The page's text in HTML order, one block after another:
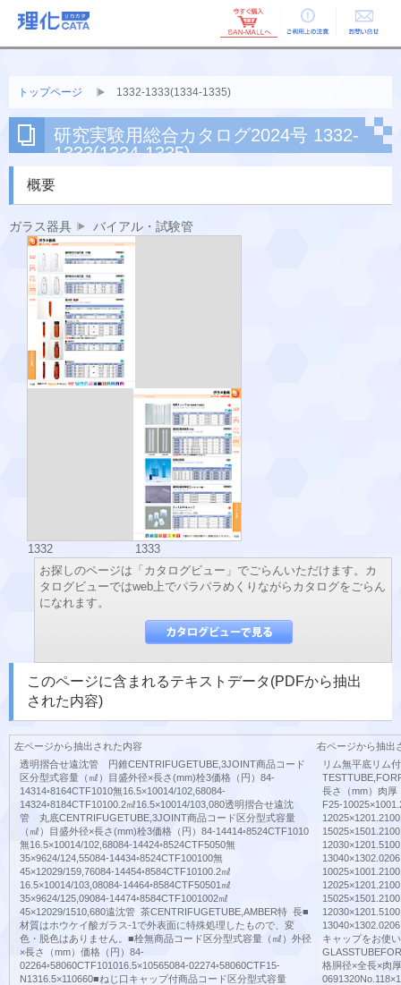
ご利用上の お問い合せ
トップページ 1332-1333(1334-1335)
研究実験用総合カタログ2024号 1332-
1333(1334-1335)
概要
ガラス器具 バイアル・試験管
1332
1333
お探しのページは「カタログビュー」でごらんいただけます。カ
タログビューではweb上でパラパラめくりながらカタログをごらん
になれます。
このページに含まれるテキストデータ(PDFから抽出
された内容)
左ページから抽出された内容
透明摺合せ遠沈管 円錐CENTRIFUGETUBE,3JOINT商品コード
区分型式容量（㎖）目盛外径×長さ(mm)栓3価格（円）84-
14314◦8164CTF1010無16.5×10014/102,68084-
14324◦8184CTF10100.2㎖16.5×10014/103,080透明摺合せ遠沈
管 丸底CENTRIFUGETUBE,3JOINT商品コード区分型式容量
（㎖）目盛外径×長さ(mm)栓3価格（円）84-14414◦8524CTF1010
無16.5×10014/102,68084-14424◦8524CTF5050無
35×9624/124,55084-14434◦8524CTF100100無
45×12029/159,76084-14454◦8584CTF10100.2㎖
16.5×10014/103,08084-14464◦8584CTF50501㎖
35×9624/125,09084-14474◦8584CTF1001002㎖
45×12029/1510,680遠沈管 茶CENTRIFUGETUBE,AMBER特 長■
材質はホウケイ酸ガラス-1で外表面に特殊処理したもので、変
色・脱色はありません。■栓無商品コード区分型式容量（㎖）外径
×長さ（mm）価格（円）84-
02264◦58060CTF101016.5×10565084-02274◦58060CTF15-
N1316.5×110660■ねじ口キャップ付商品コード区分型式容量
右ページから抽出
リム無平底リム
長さ（mm）肉厚
F25-
キャップをお使
格胴径×全長×肉